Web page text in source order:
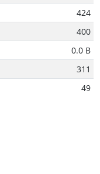
424
400
0.0 B
311
49